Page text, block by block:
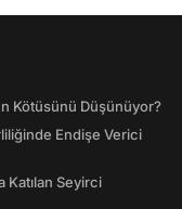
Kötüsünü Düşünüyor?
Endişe Verici
Katılan Seyirci